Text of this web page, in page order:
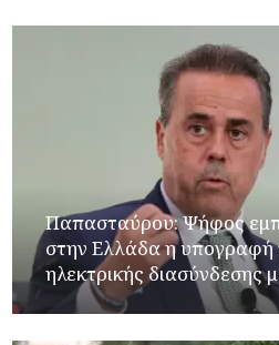
Παπασταύρου: Ψήφος
στην Ελλάδα η υπογραφή
ηλεκτρικής διασύνδεσης